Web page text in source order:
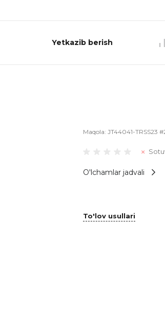
Yetkazib berish
Maqola: JT44041-TRSS23
O'lchamlar jadvali
To'lov usullari